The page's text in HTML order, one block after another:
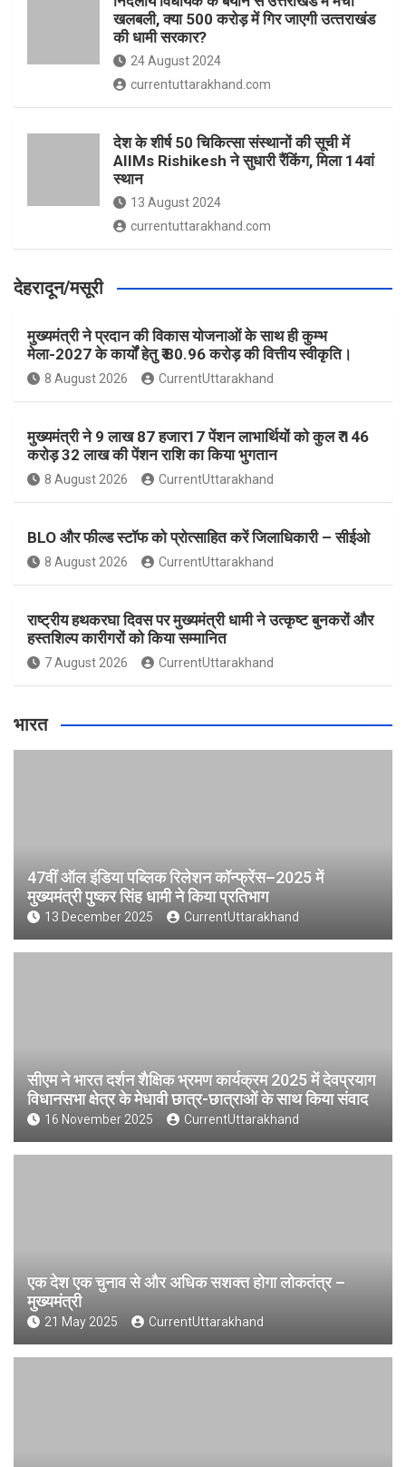
खलबली, क्‍या 500 करोड़ में गिर जाएगी उत्‍तराखंड
की धामी सरकार?
24 August 2024
currentuttarakhand.com
देश के शीर्ष 50 चिकित्सा संस्थानों की सूची में
AIIMs Rishikesh ने सुधारी रैंकिंग, मिला 14वां
स्थान
13 August 2024
currentuttarakhand.com
देहरादून/मसूरी
मुख्यमंत्री ने प्रदान की विकास योजनाओं के साथ ही कुम्भ
मेला-2027 के कार्यों हेतु ₹ 80.96 करोड़ की वित्तीय स्वीकृति।
8 August 2026 CurrentUttarakhand
मुख्यमंत्री ने 9 लाख 87 हजार17 पेंशन लाभार्थियों को कुल ₹ 146
करोड़ 32 लाख की पेंशन राशि का किया भुगतान
8 August 2026 CurrentUttarakhand
BLO और फील्ड स्टॉफ को प्रोत्साहित करें जिलाधिकारी – सीईओ
8 August 2026 CurrentUttarakhand
राष्ट्रीय हथकरघा दिवस पर मुख्यमंत्री धामी ने उत्कृष्ट बुनकरों और
हस्तशिल्प कारीगरों को किया सम्मानित
7 August 2026 CurrentUttarakhand
भारत
47वीं ऑल इंडिया पब्लिक रिलेशन कॉन्फ्रेंस–2025 में
मुख्यमंत्री पुष्कर सिंह धामी ने किया प्रतिभाग
13 December 2025 CurrentUttarakhand
सीएम ने भारत दर्शन शैक्षिक भ्रमण कार्यक्रम 2025 में देवप्रयाग
विधानसभा क्षेत्र के मेधावी छात्र-छात्राओं के साथ किया संवाद
16 November 2025 CurrentUttarakhand
एक देश एक चुनाव से और अधिक सशक्त होगा लोकतंत्र –
मुख्यमंत्री
21 May 2025 CurrentUttarakhand